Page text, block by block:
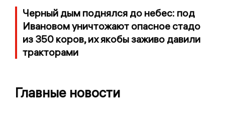
Черный дым поднялся до небес: под
Ивановом уничтожают опасное стадо
из 350 коров, их якобы заживо давили
тракторами
Главные новости